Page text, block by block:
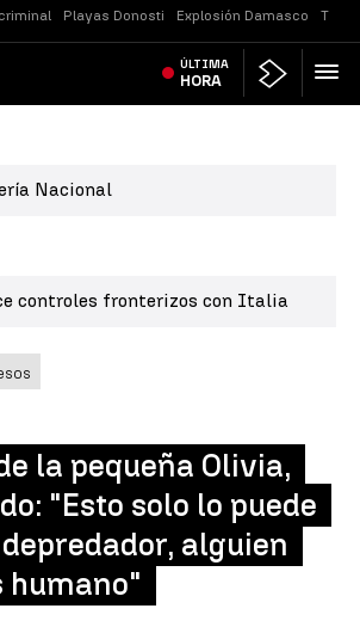
Playas Donosti Explosión Damasco
ÚLTIMA
HORA
Nacional
controles fronterizos con Italia
la pequeña Olivia,
"Esto solo lo puede
alguien
humano"